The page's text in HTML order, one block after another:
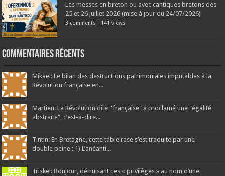
Les messes en breton ou avec cantiques bretons des
25 et 26 juillet 2026 (mise à jour du 24/07/2026)
3 comments | 141 views
Commentaires récents
Mikael: Le bilan des destructions patrimoniales imputables à la
Révolution française en...
Martien: La Révolution dite ''française" a proclamé une "égalité
abstraite", c’est-à-dire...
Tintin: En Bretagne, cette table rase s’est traduite par une
double peine : 1) L’anéanti...
Triskel: Bonjour, détruisant ces « privilèges » au nom d’une